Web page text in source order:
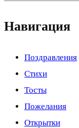
Навигация
Поздравления
Стихи
Тосты
Пожелания
Открытки